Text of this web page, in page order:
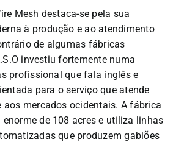
Mesh destaca-se pela sua
à produção e ao atendimento
de algumas fábricas
investiu fortemente numa
profissional que fala inglês e
para o serviço que atende
aos mercados ocidentais. A fábrica
de 108 acres e utiliza linhas
que produzem gabiões